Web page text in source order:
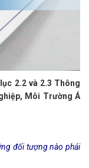
2.2 và 2.3 Thông
Môi Trường Á
đối tượng nào phải